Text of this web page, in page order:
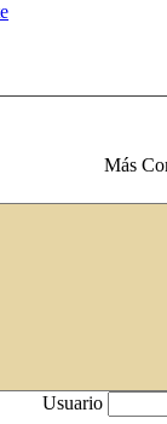
Más
Usuario